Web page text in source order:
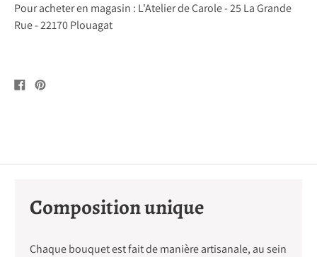
Pour acheter en magasin : L'Atelier de Carole -25 La Grande
Rue - 22170 Plouagat
Partager
sur
Pin
Composition unique
Chaque bouquet est fait de manière artisanale, au sein